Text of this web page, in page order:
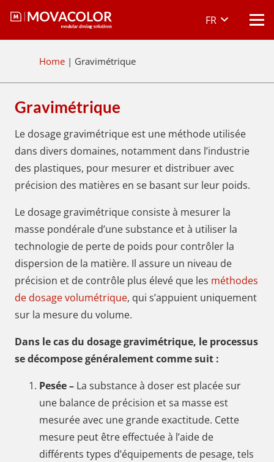
FR
Home | Gravimétrique
Gravimétrique
Le dosage gravimétrique est une méthode utilisée
dans divers domaines, notamment dans l’industrie
des plastiques, pour mesurer et distribuer avec
précision des matières en se basant sur leur poids.
Le dosage gravimétrique consiste à mesurer la
masse pondérale d’une substance et à utiliser la
technologie de perte de poids pour contrôler la
dispersion de la matière. Il assure un niveau de
précision et de contrôle plus élevé que les méthodes
de dosage volumétrique, qui s’appuient uniquement
sur la mesure du volume.
Dans le cas du dosage gravimétrique, le processus
se décompose généralement comme suit :
Pesée – La substance à doser est placée sur
une balance de précision et sa masse est
mesurée avec une grande exactitude. Cette
mesure peut être effectuée à l’aide de
différents types d’équipements de pesage, tels